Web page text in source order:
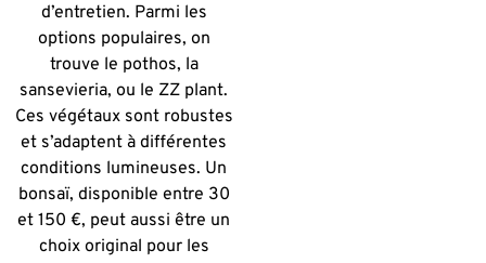
d’entretien. Parmi les
options populaires, on
trouve le pothos, la
sansevieria, ou le ZZ plant.
Ces végétaux sont robustes
et s’adaptent à différentes
conditions lumineuses. Un
bonsaï, disponible entre 30
et 150 €, peut aussi être un
choix original pour les